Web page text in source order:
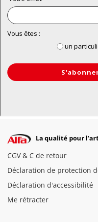
La qualité pour
CGV & C de retour
Déclaration de protection
Déclaration d'accessibilité
Me rétracter